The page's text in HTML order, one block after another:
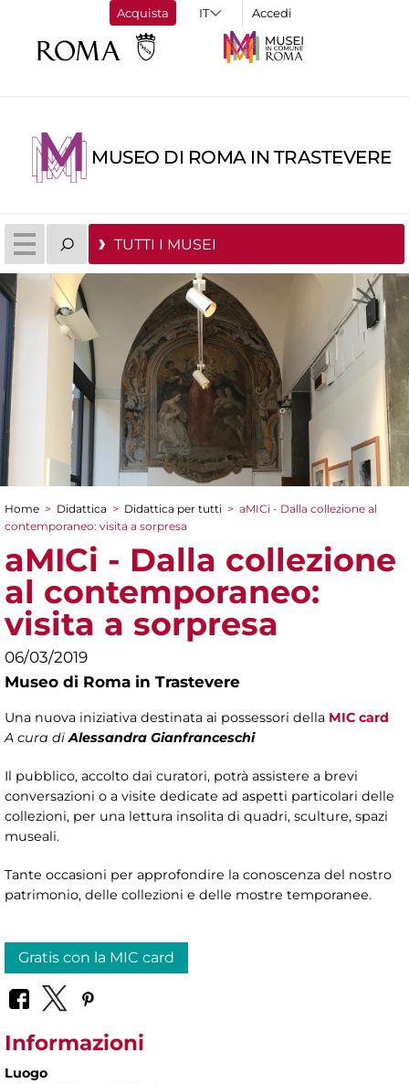
Acquista Accedi
MUSEO DI ROMA IN TRASTEVERE
TUTTI I MUSEI
Tu sei qui
Home > Didattica > Didattica per tutti > aMICi - Dalla collezione al
contemporaneo: visita a sorpresa
aMICi - Dalla collezione
al contemporaneo:
visita a sorpresa
06/03/2019
Museo di Roma in Trastevere
Una nuova iniziativa destinata ai possessori della MIC card
A cura diAlessandra Gianfranceschi
Il pubblico, accolto dai curatori, potrà assistere a brevi
conversazioni o a visite dedicate ad aspetti particolari delle
collezioni, per una lettura insolita di quadri, sculture, spazi
museali.
Tante occasioni per approfondire la conoscenza del nostro
patrimonio, delle collezioni e delle mostre temporanee.
Gratis con la MIC card
Informazioni
Luogo